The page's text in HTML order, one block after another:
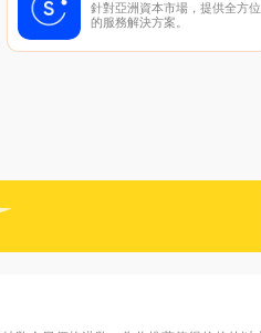
針對亞洲資本市場，提供全方位
的服務解決方案。